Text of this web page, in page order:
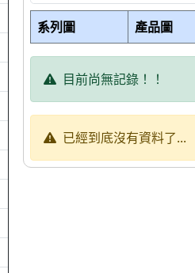
系列圖 產品圖
目前尚無記錄！！
已經到底沒有資料了...